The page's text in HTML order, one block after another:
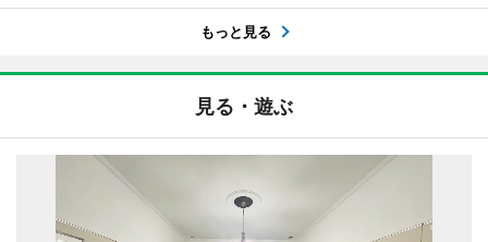
もっと見る
見る・遊ぶ